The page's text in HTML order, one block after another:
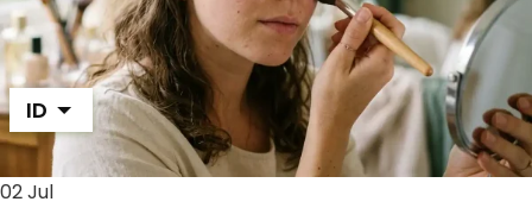
02Jul
ID